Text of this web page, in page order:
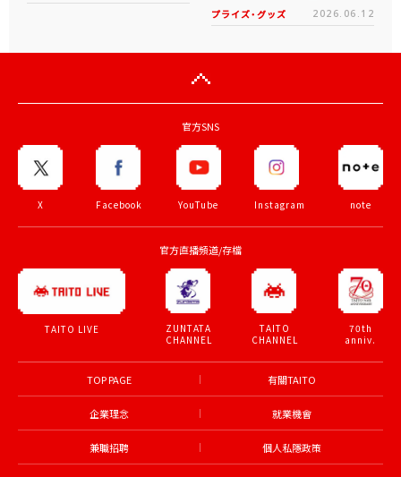
プライズ・グッズ 2026.06.12
官方SNS
X Facebook YouTube Instagram note
官方直播頻道/存檔
TAITO LIVE
ZUNTATA
CHANNEL
TAITO
CHANNEL
70th
anniv.
TOP PAGE 有關TAITO
企業理念 就業機會
兼職招聘 個人私隱政策